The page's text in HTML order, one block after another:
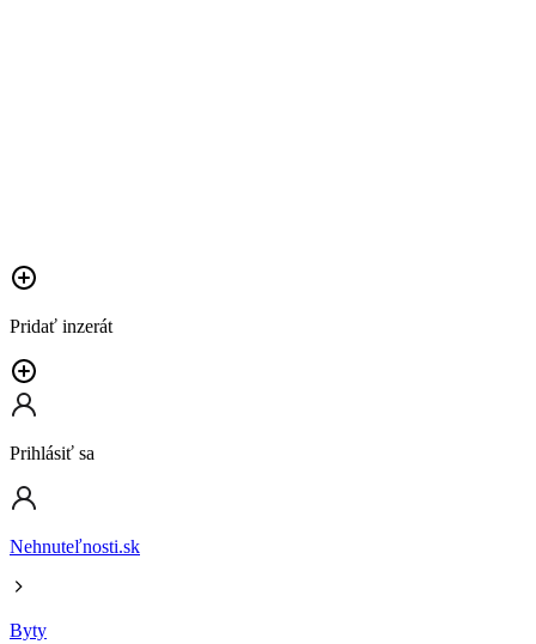
Pridať inzerát
Prihlásiť sa
Nehnuteľnosti.sk
Byty